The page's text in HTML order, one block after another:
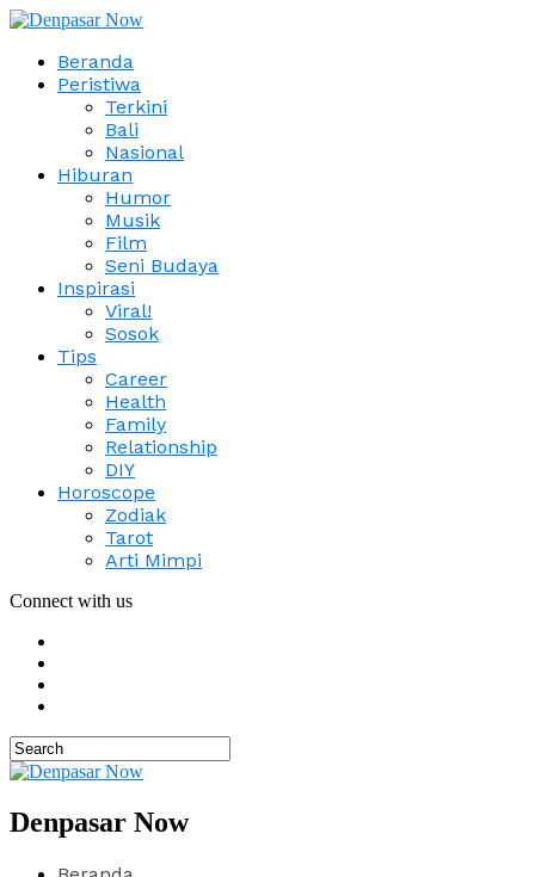
Beranda
Peristiwa
Terkini
Bali
Nasional
Hiburan
Humor
Musik
Film
Seni Budaya
Inspirasi
Viral!
Sosok
Tips
Career
Health
Family
Relationship
DIY
Horoscope
Zodiak
Tarot
Arti Mimpi
Connect with us
Denpasar Now